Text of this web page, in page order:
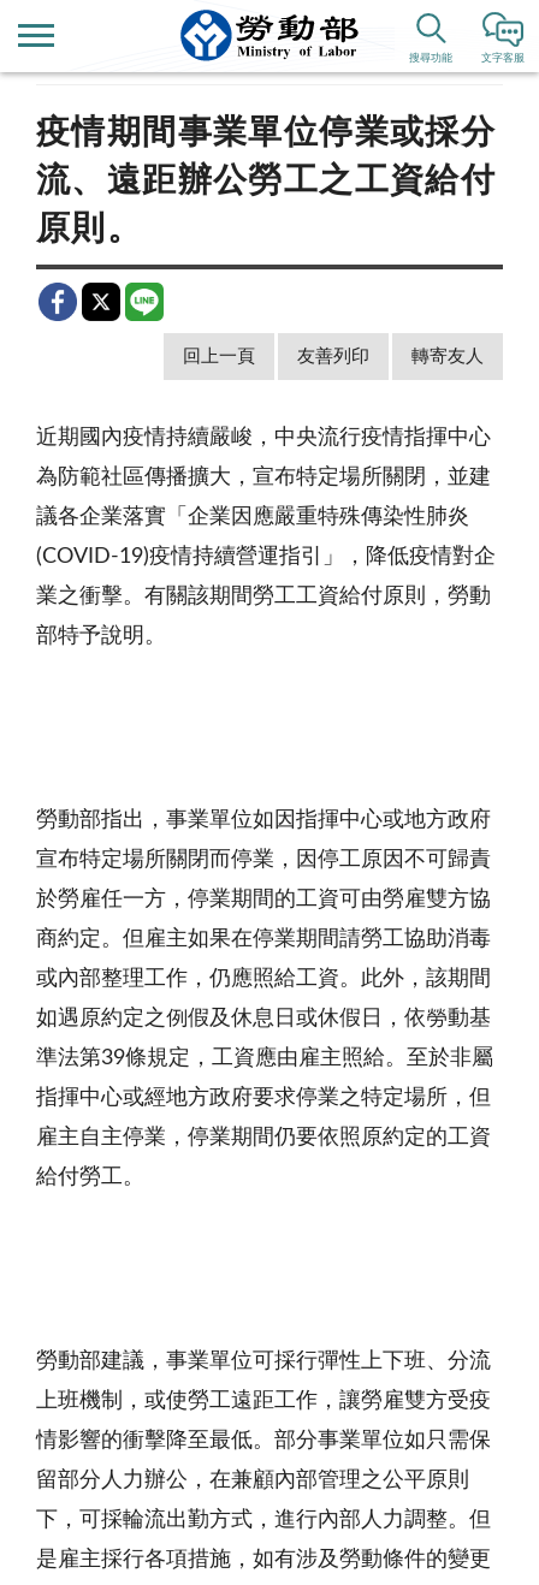
文字客服
搜尋功能
新聞公告 歷史新聞
疫情期間事業單位停業或採分
流、遠距辦公勞工之工資給付
原則。
回上一頁 友善列印 轉寄友人
近期國內疫情持續嚴峻，中央流行疫情指揮中心
為防範社區傳播擴大，宣布特定場所關閉，並建
議各企業落實「企業因應嚴重特殊傳染性肺炎
(COVID-19)疫情持續營運指引」，降低疫情對企
業之衝擊。有關該期間勞工工資給付原則，勞動
部特予說明。
勞動部指出，事業單位如因指揮中心或地方政府
宣布特定場所關閉而停業，因停工原因不可歸責
於勞雇任一方，停業期間的工資可由勞雇雙方協
商約定。但雇主如果在停業期間請勞工協助消毒
或內部整理工作，仍應照給工資。此外，該期間
如遇原約定之例假及休息日或休假日，依勞動基
準法第39條規定，工資應由雇主照給。至於非屬
指揮中心或經地方政府要求停業之特定場所，但
雇主自主停業，停業期間仍要依照原約定的工資
給付勞工。
勞動部建議，事業單位可採行彈性上下班、分流
上班機制，或使勞工遠距工作，讓勞雇雙方受疫
情影響的衝擊降至最低。部分事業單位如只需保
留部分人力辦公，在兼顧內部管理之公平原則
下，可採輪流出勤方式，進行內部人力調整。但
是雇主採行各項措施，如有涉及勞動條件的變更